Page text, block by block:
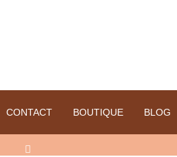
CONTACT BOUTIQUE BLOG